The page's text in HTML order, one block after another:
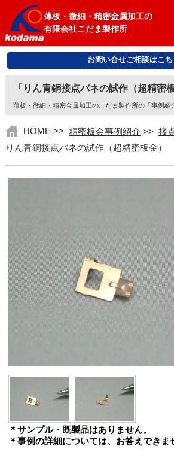
薄板・微細・精密金属加工の
有限会社こだま製作所
お問い合せご相談はこち
「りん青銅接点バネの試作（超精密
薄板・微細・精密金属加工のこだま製作所の「事例紹
HOME >> 精密板金事例紹介 >> 接
りん青銅接点バネの試作（超精密板金）
＊サンプル・既製品はありません。
＊事例の詳細については、お答えできま